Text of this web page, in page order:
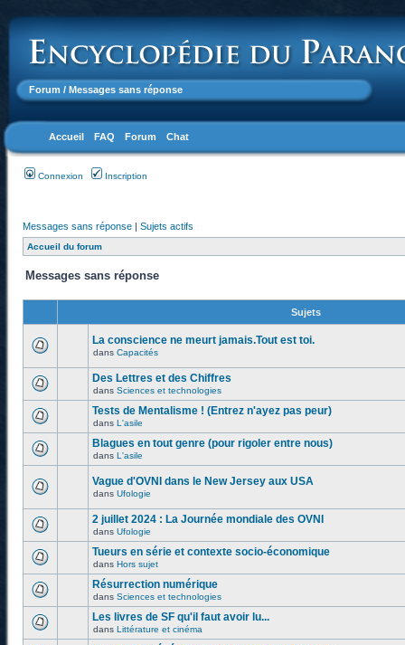
Forum / Messages sans réponse
Accueil FAQ Forum Chat
Connexion Inscription
Messages sans réponse | Sujets actifs
Accueil du forum
Messages sans réponse
Sujets
La conscience ne meurt jamais.Tout est toi.
dans Capacités
Des Lettres et des Chiffres
dans Sciences et technologies
Tests de Mentalisme ! (Entrez n'ayez pas peur)
dans L'asile
Blagues en tout genre (pour rigoler entre nous)
dans L'asile
Vague d'OVNI dans le New Jersey aux USA
dans Ufologie
2 juillet 2024 : La Journée mondiale des OVNI
dans Ufologie
Tueurs en série et contexte socio-économique
dans Hors sujet
Résurrection numérique
dans Sciences et technologies
Les livres de SF qu'il faut avoir lu...
dans Littérature et cinéma